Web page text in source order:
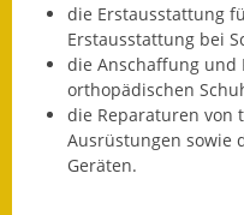
die Erstausstattung
Erstausstattung bei
die Anschaffung und
orthopädischen
die Reparaturen von
Ausrüstungen sowie
Geräten.